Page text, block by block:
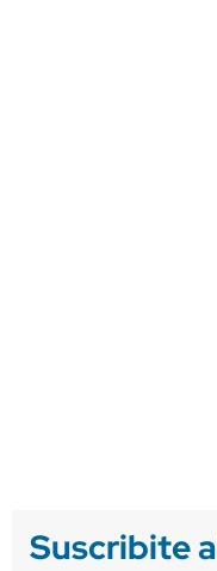
Suscribite